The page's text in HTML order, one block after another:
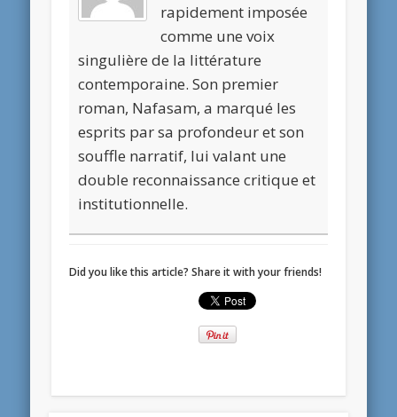
rapidement imposée
comme une voix
singulière de la littérature
contemporaine. Son premier
roman, Nafasam, a marqué les
esprits par sa profondeur et son
souffle narratif, lui valant une
double reconnaissance critique et
institutionnelle.
Did you like this article? Share it with your friends!